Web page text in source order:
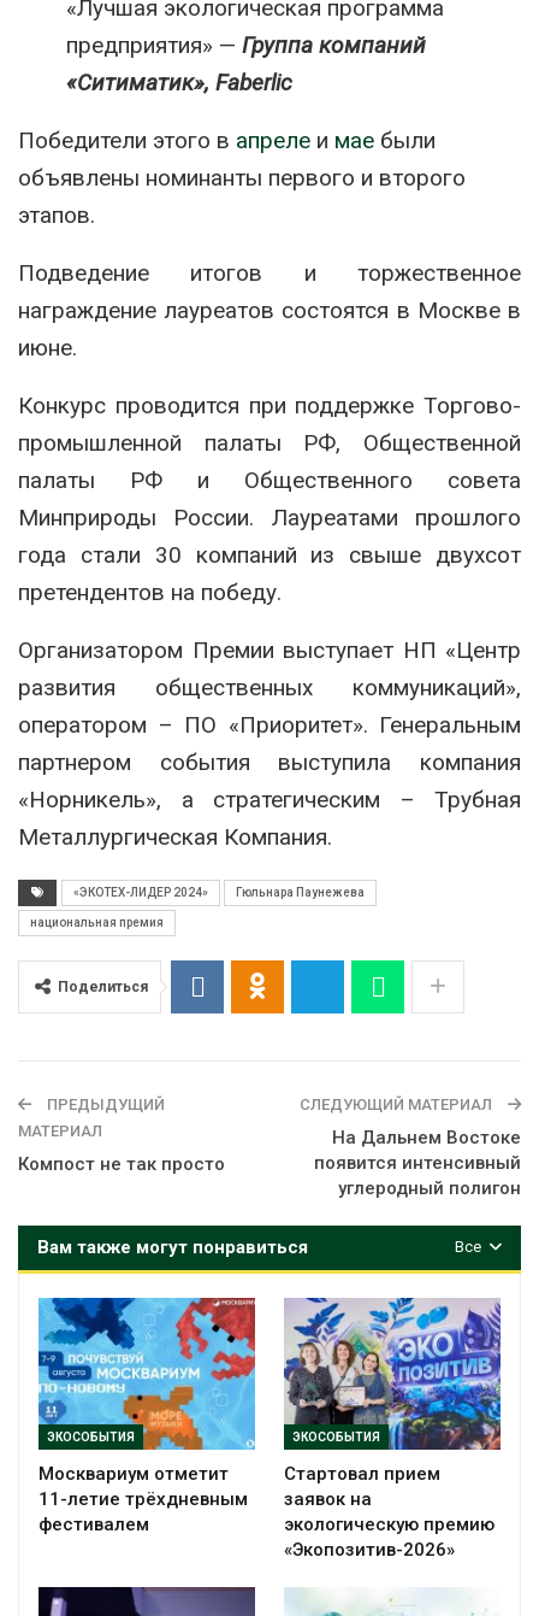
«Лучшая экологическая программа
предприятия» — Группа компаний
«Ситиматик», Faberlic
Победители этого в апреле и мае были
объявлены номинанты первого и второго
этапов.
Подведение итогов и торжественное
награждение лауреатов состоятся в Москве в
июне.
Конкурс проводится при поддержке Торгово-
промышленной палаты РФ, Общественной
палаты РФ и Общественного совета
Минприроды России. Лауреатами прошлого
года стали 30 компаний из свыше двухсот
претендентов на победу.
Организатором Премии выступает НП «Центр
развития общественных коммуникаций»,
оператором – ПО «Приоритет». Генеральным
партнером события выступила компания
«Норникель», а стратегическим – Трубная
Металлургическая Компания.
«ЭКОТЕХ-ЛИДЕР 2024» Гюльнара Паунежева
национальная премия
Поделиться
ПРЕДЫДУЩИЙ
МАТЕРИАЛ
Компост не так просто
СЛЕДУЮЩИЙ МАТЕРИАЛ
На Дальнем Востоке
появится интенсивный
углеродный полигон
Все
Вам также могут понравиться
ЭКОСОБЫТИЯ
Москвариум отметит
11-летие трёхдневным
фестивалем
ЭКОСОБЫТИЯ
Стартовал прием
заявок на
экологическую премию
«Экопозитив-2026»